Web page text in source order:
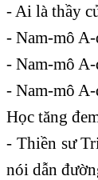
- Ai là thầy
- Nam-mô
- Nam-mô
- Nam-mô A-
Học tăng
- Thiền sư
nói dẫn